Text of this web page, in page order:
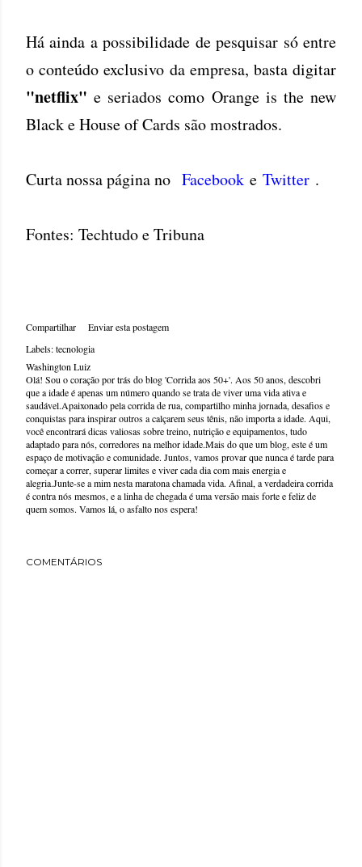
Há ainda a possibilidade de pesquisar só entre
o conteúdo exclusivo da empresa, basta digitar
"netflix"e seriados como Orange is the new
Black e House of Cards são mostrados.
Curta nossa página no Facebook e Twitter .
Fontes: Techtudo e Tribuna
Compartilhar
Enviar esta postagem
Labels:tecnologia
Washington Luiz
Olá! Sou o coração por trás do blog 'Corrida aos 50+'. Aos 50 anos, descobri
que a idade é apenas um número quando se trata de viver uma vida ativa e
saudável.Apaixonado pela corrida de rua, compartilho minha jornada, desafios e
conquistas para inspirar outros a calçarem seus tênis, não importa a idade. Aqui,
você encontrará dicas valiosas sobre treino, nutrição e equipamentos, tudo
adaptado para nós, corredores na melhor idade.Mais do que um blog, este é um
espaço de motivação e comunidade. Juntos, vamos provar que nunca é tarde para
começar a correr, superar limites e viver cada dia com mais energia e
alegria.Junte-se a mim nesta maratona chamada vida. Afinal, a verdadeira corrida
é contra nós mesmos, e a linha de chegada é uma versão mais forte e feliz de
quem somos. Vamos lá, o asfalto nos espera!
COMENTÁRIOS